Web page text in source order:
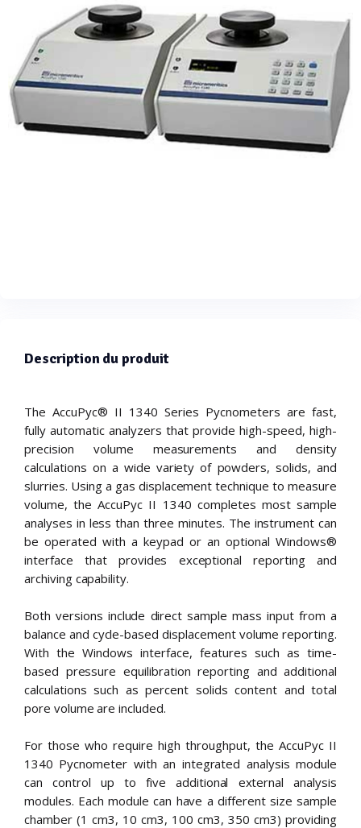
Description du produit
The AccuPyc® II 1340 Series Pycnometers are fast,
fully automatic analyzers that provide high-speed, high-
precision volume measurements and density
calculations on a wide variety of powders, solids, and
slurries. Using a gas displacement technique to measure
volume, the AccuPyc II 1340 completes most sample
analyses in less than three minutes. The instrument can
be operated with a keypad or an optional Windows®
interface that provides exceptional reporting and
archiving capability.
Both versions include direct sample mass input from a
balance and cycle-based displacement volume reporting.
With the Windows interface, features such as time-
based pressure equilibration reporting and additional
calculations such as percent solids content and total
pore volume are included.
For those who require high throughput, the AccuPyc II
1340 Pycnometer with an integrated analysis module
can control up to five additional external analysis
modules. Each module can have a different size sample
chamber (1 cm3, 10 cm3, 100 cm3, 350 cm3) providing